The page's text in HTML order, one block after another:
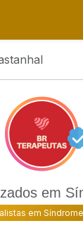
em
em